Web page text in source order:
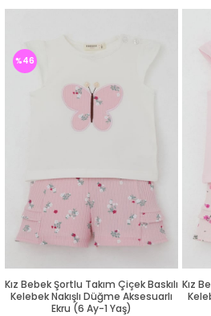
Kız Bebek Şortlu Takım Çiçek Baskılı
Kelebek Nakışlı Düğme Aksesuarlı
Ekru (6 Ay-1 Yaş)
%46
Kız